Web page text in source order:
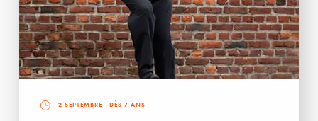
2 SEPTEMBRE - DÈS 7 ANS